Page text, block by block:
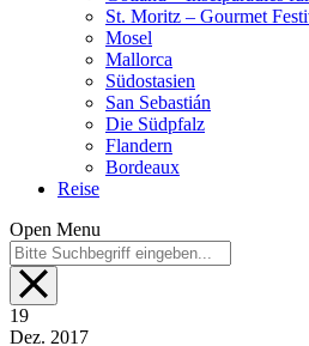
St. Moritz – Gourmet
Mosel
Mallorca
Südostasien
San Sebastián
Die Südpfalz
Flandern
Bordeaux
Reise
Open Menu
19
Dez. 2017